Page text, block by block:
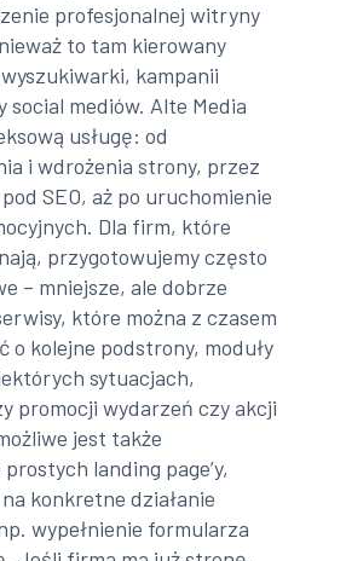
profesjonalnej witryny
to tam kierowany
kampanii
social mediów. Alte Media
usługę: od
i wdrożenia strony, przez
SEO, aż po uruchomienie
Dla firm, które
przygotowujemy często
– mniejsze, ale dobrze
które można z czasem
o kolejne podstrony, moduły
sytuacjach,
promocji wydarzeń czy akcji
jest także
landing page’y,
konkretne działanie
wypełnienie formularza